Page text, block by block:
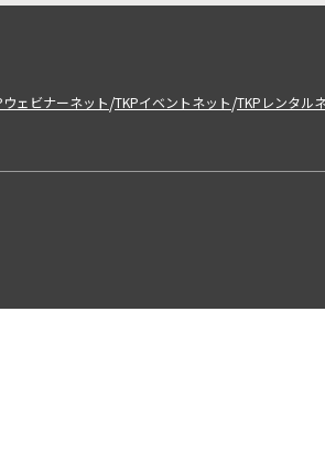
ウェビナーネット/TKPイベントネット/TKPレンタル